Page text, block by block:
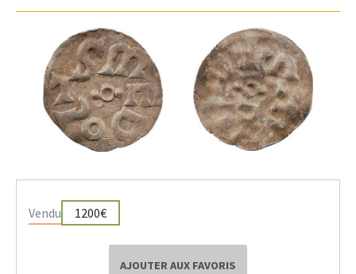
Vendu 1200€
AJOUTER AUX FAVORIS